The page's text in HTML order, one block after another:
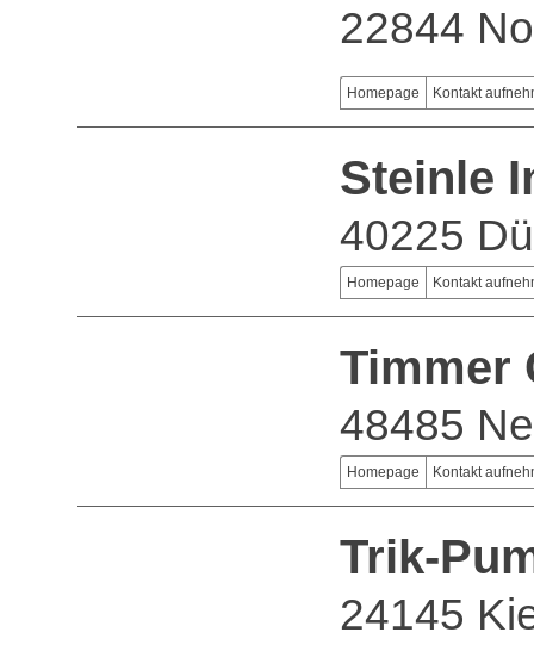
22844
Homepage Kontakt
Steinle
40225
Homepage Kontakt
Timmer
48485
Homepage Kontakt
Trik-
24145